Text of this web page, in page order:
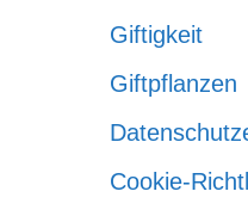
Giftigkeit
Giftpflanzen
Cookie-